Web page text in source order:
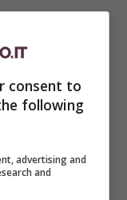
consent to
following
advertising and
and